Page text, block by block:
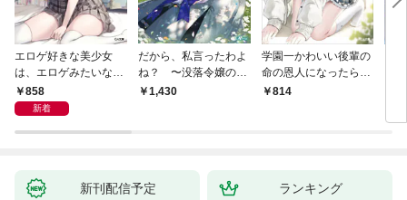
エロゲ好きな美少女
は、エロゲみたいなこ
と全部シてほしい【電
子ＳＳ特典付き】
858
新着
だから、私言ったわよ
ね？ 〜没落令嬢の案
外楽しい領地改革〜
1,430
学園一かわいい後輩の
命の恩人になったら、
通い妻になって関係を
814
新刊配信予定 ランキング